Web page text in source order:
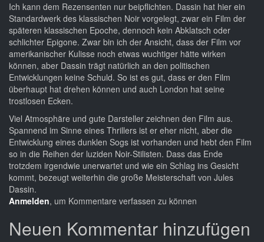
Ich kann dem Rezensenten nur beipflichten. Dassin hat hier ein
Standardwerk des klassischen Noir vorgelegt, zwar ein Film der
späteren klassischen Epoche, dennoch kein Abklatsch oder
schlichter Epigone. Zwar bin ich der Ansicht, dass der Film vor
amerikanischer Kulisse noch etwas wuchtiger hätte wirken
können, aber Dassin trägt natürlich an den politischen
Entwicklungen keine Schuld. So ist es gut, dass er den Film
überhaupt hat drehen können und auch London hat seine
trostlosen Ecken.
Viel Atmosphäre und gute Darsteller zeichnen den Film aus.
Spannend im Sinne eines Thrillers ist er eher nicht, aber die
Entwicklung eines dunklen Sogs ist vorhanden und hebt den Film
so in die Reihen der luziden Noir-Stilisten. Dass das Ende
trotzdem irgendwie unerwartet und wie ein Schlag ins Gesicht
kommt, bezeugt weiterhin die große Meisterschaft von Jules
Dassin.
Anmelden, um Kommentare verfassen zu können
Neuen Kommentar hinzufügen